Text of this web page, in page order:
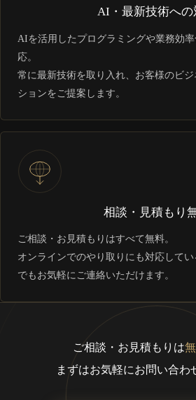
AI・最新技術への
AIを活用したプログラミングや業務効
応。
常に最新技術を取り入れ、お客様のビ
ションをご提案します。
相談・見積もり
ご相談・お見積もりはすべて無料。
オンラインでのやり取りにも対応して
でもお気軽にご連絡いただけます。
ご相談・お見積もりは
まずはお気軽にお問い合わ